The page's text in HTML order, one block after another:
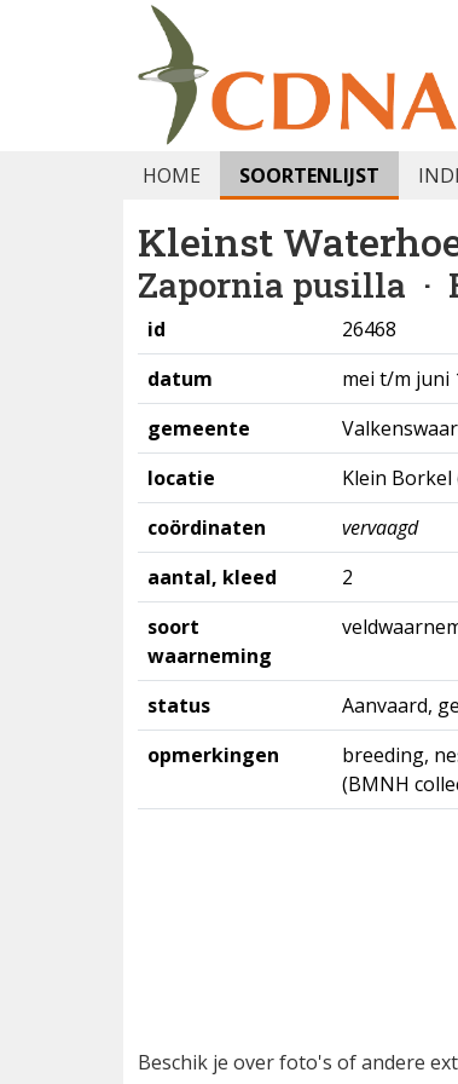
HOME SOORTENLIJST
Kleinst
Zapornia pusilla ·
id
26468
datum
mei t/m juni
gemeente
locatie
Klein
coördinaten
vervaagd
aantal, kleed
2
soort
waarneming
status
Aanvaard,
opmerkingen
breeding,
(BMNH
Beschik je over foto's of andere